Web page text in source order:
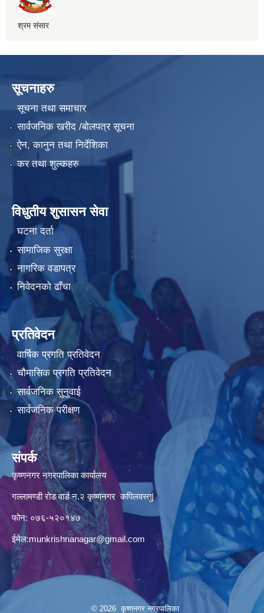
श्रम संसार
सूचनाहरु
सूचना तथा समाचार
सार्वजनिक खरीद /बोलपत्र सूचना
ऐन, कानुन तथा निर्देशिका
कर तथा शुल्कहरु
विधुतीय शुसासन सेवा
घटना दर्ता
सामाजिक सुरक्षा
नागरिक वडापत्र
निवेदनको ढाँचा
प्रतिवेदन
वार्षिक प्रगति प्रतिवेदन
चौमासिक प्रगति प्रतिवेदन
सार्वजनिक सुनुवाई
सार्वजनिक परीक्षण
संपर्क
कृष्णनगर नगरपालिका कार्यालय
गल्लामण्डी रोड वार्ड न.२ कृष्णनगर कपिलवस्तु|
फोन: ०७६-५२०१४७
ईमेल:munkrishnanagar@gmail.com
© 2026 कृष्णनगर नगरपालिका